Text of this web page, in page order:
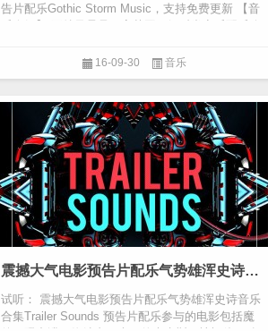
告片配乐Gothic Storm Music，支持免费更新 【音
乐介绍】 哥特风暴是一家英国顶级时尚音乐配乐公
16-09-30 音乐
震撼大气电影预告片配乐气势雄浑史诗音乐合集Trailer Sounds
试听： 震撼大气电影预告片配乐气势雄浑史诗音乐
合集Trailer Sounds 预告片配乐参与的电影包括魔